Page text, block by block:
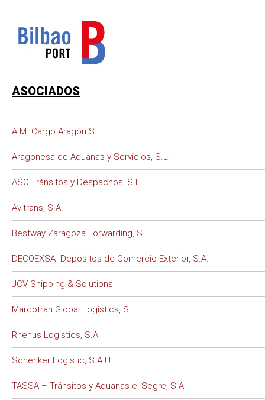
ASOCIADOS
A.M. Cargo Aragón S.L.
Aragonesa de Aduanas y Servicios, S.L.
ASO Tránsitos y Despachos, S.L.
Avitrans, S.A.
Bestway Zaragoza Forwarding, S.L.
DECOEXSA- Depósitos de Comercio Exterior, S.A.
JCV Shipping & Solutions
Marcotran Global Logistics, S.L.
Rhenus Logistics, S.A.
Schenker Logistic, S.A.U.
TASSA – Tránsitos y Aduanas el Segre, S.A.